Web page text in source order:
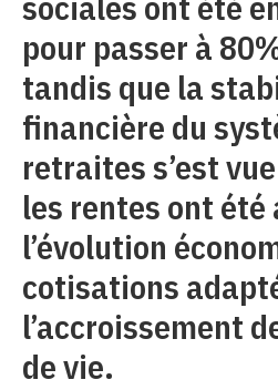
pour passer à
tandis que la
financière du
retraites s’est
les rentes ont été
l’évolution
cotisations
l’accroissement
de vie.